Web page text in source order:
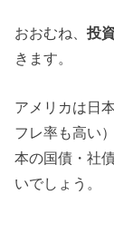
おおむね、投
きます。
アメリカは日
フレ率も高い
本の国債・社
いでしょう。